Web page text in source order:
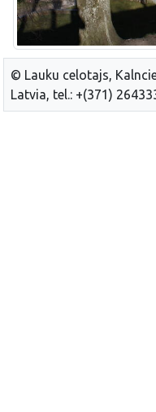
© Lauku celotajs,
Latvia, tel.: +(371)